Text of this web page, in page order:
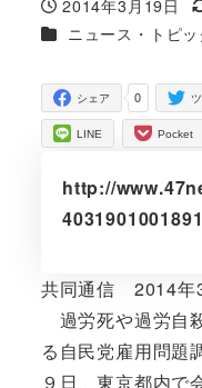
投稿日
2014年3月19日
カテゴリー
ニュース・トピッ
0
シェア
LINE Pocket
http://
共同通信 2014年
過労死や過労自
る自民党雇用問題
９日、東京都内で